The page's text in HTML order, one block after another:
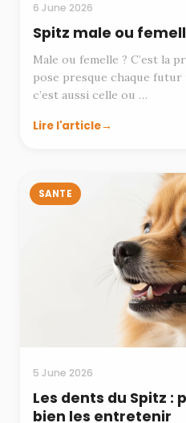
6 June 2026
Spitz male ou
Male ou femelle ? C’est la
pose presque chaque
c’est aussi celle ou …
Lire l'article
SANTE
5 June 2026
Les dents du Spitz
bien les entretenir